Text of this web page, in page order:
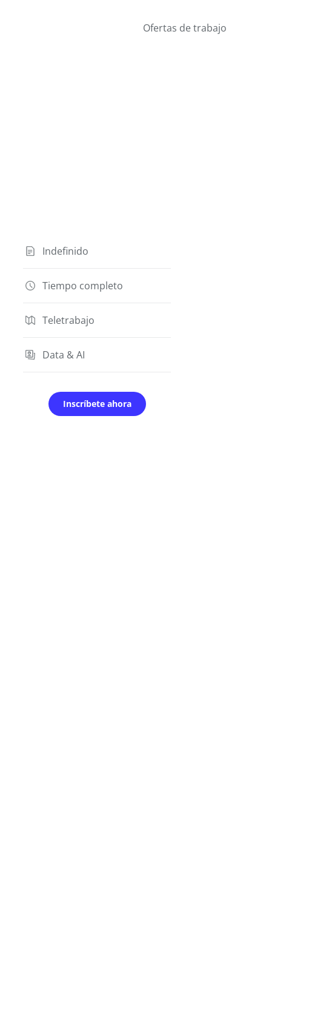
Ofertas de trabajo
Indefinido
Tiempo completo
Teletrabajo
Data & AI
Inscríbete ahora